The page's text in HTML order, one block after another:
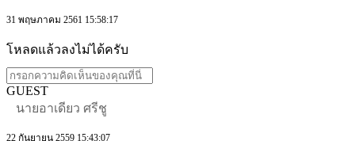
31 พฤษภาคม 2561 15:58:17
โหลดแล้วลงไม่ได้ครับ
GUEST
นายอาเดียว ศรีชู
22 กันยายน 2559 15:43:07